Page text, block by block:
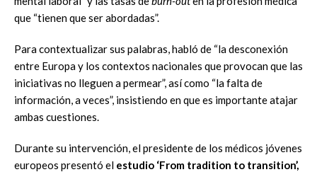
que “tienen que ser abordadas”.
Para contextualizar sus palabras, habló de “la desconexión
entre Europa y los contextos nacionales que provocan que las
iniciativas no lleguen a permear”, así como “la falta de
información, a veces”, insistiendo en que es importante atajar
ambas cuestiones.
Durante su intervención, el presidente de los médicos jóvenes
europeos presentó el estudio ‘From tradition to transition’,